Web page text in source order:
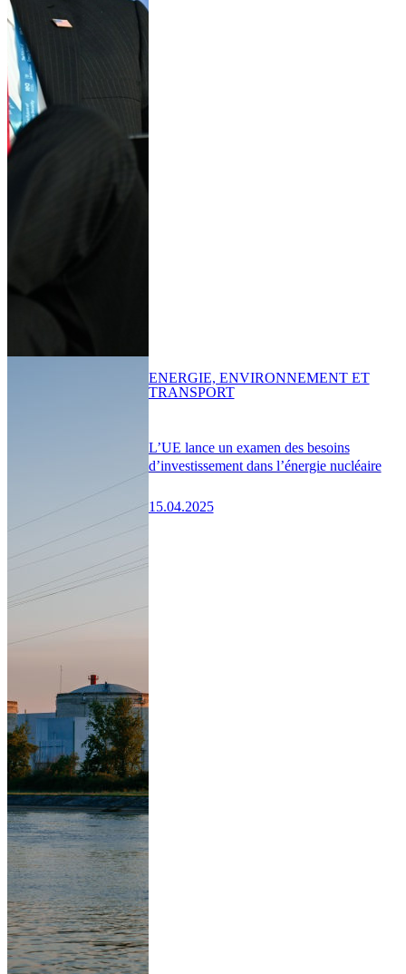
L’UE lance un examen des besoins
d’investissement dans l’énergie nucléaire
15.04.2025
ENERGIE, ENVIRONNEMENT ET
TRANSPORT